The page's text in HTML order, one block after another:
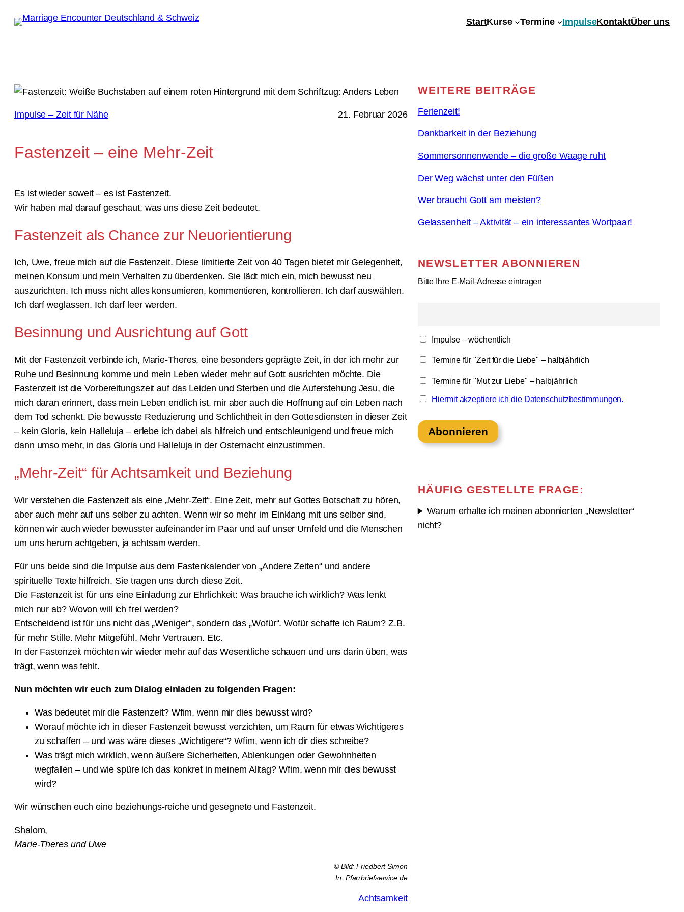
Inhalt
StartKurse Termine ImpulseKontaktÜber uns
Impulse – Zeit für Nähe 21. Februar 2026
Fastenzeit – eine Mehr-Zeit
Es ist wieder soweit – es ist Fastenzeit.
Wir haben mal darauf geschaut, was uns diese Zeit bedeutet.
Fastenzeit als Chance zur Neuorientierung
Ich, Uwe, freue mich auf die Fastenzeit. Diese limitierte Zeit von 40 Tagen bietet mir Gelegenheit,
meinen Konsum und mein Verhalten zu überdenken. Sie lädt mich ein, mich bewusst neu
auszurichten. Ich muss nicht alles konsumieren, kommentieren, kontrollieren. Ich darf auswählen.
Ich darf weglassen. Ich darf leer werden.
Besinnung und Ausrichtung auf Gott
Mit der Fastenzeit verbinde ich, Marie-Theres, eine besonders geprägte Zeit, in der ich mehr zur
Ruhe und Besinnung komme und mein Leben wieder mehr auf Gott ausrichten möchte. Die
Fastenzeit ist die Vorbereitungszeit auf das Leiden und Sterben und die Auferstehung Jesu, die
mich daran erinnert, dass mein Leben endlich ist, mir aber auch die Hoffnung auf ein Leben nach
dem Tod schenkt. Die bewusste Reduzierung und Schlichtheit in den Gottesdiensten in dieser Zeit
– kein Gloria, kein Halleluja – erlebe ich dabei als hilfreich und entschleunigend und freue mich
dann umso mehr, in das Gloria und Halleluja in der Osternacht einzustimmen.
„Mehr-Zeit“ für Achtsamkeit und Beziehung
Wir verstehen die Fastenzeit als eine „Mehr-Zeit“. Eine Zeit, mehr auf Gottes Botschaft zu hören,
aber auch mehr auf uns selber zu achten. Wenn wir so mehr im Einklang mit uns selber sind,
können wir auch wieder bewusster aufeinander im Paar und auf unser Umfeld und die Menschen
um uns herum achtgeben, ja achtsam werden.
Für uns beide sind die Impulse aus dem Fastenkalender von „Andere Zeiten“ und andere
spirituelle Texte hilfreich. Sie tragen uns durch diese Zeit.
Die Fastenzeit ist für uns eine Einladung zur Ehrlichkeit: Was brauche ich wirklich? Was lenkt
mich nur ab? Wovon will ich frei werden?
Entscheidend ist für uns nicht das „Weniger“, sondern das „Wofür“. Wofür schaffe ich Raum? Z.B.
für mehr Stille. Mehr Mitgefühl. Mehr Vertrauen. Etc.
In der Fastenzeit möchten wir wieder mehr auf das Wesentliche schauen und uns darin üben, was
trägt, wenn was fehlt.
Nun möchten wir euch zum Dialog einladen zu folgenden Fragen:
Was bedeutet mir die Fastenzeit? Wfim, wenn mir dies bewusst wird?
Worauf möchte ich in dieser Fastenzeit bewusst verzichten, um Raum für etwas Wichtigeres
zu schaffen – und was wäre dieses „Wichtigere“? Wfim, wenn ich dir dies schreibe?
Was trägt mich wirklich, wenn äußere Sicherheiten, Ablenkungen oder Gewohnheiten
wegfallen – und wie spüre ich das konkret in meinem Alltag? Wfim, wenn mir dies bewusst
wird?
Wir wünschen euch eine beziehungs-reiche und gesegnete und Fastenzeit.
Shalom,
Marie-Theres und Uwe
© Bild: Friedbert Simon
In: Pfarrbriefservice.de
Achtsamkeit
WEITERE BEITRÄGE
Ferienzeit!
Dankbarkeit in der Beziehung
Sommersonnenwende – die große Waage ruht
Der Weg wächst unter den Füßen
Wer braucht Gott am meisten?
Gelassenheit – Aktivität – ein interessantes Wortpaar!
NEWSLETTER ABONNIEREN
Bitte Ihre E-Mail-Adresse eintragen
Impulse – wöchentlich
Termine für "Zeit für die Liebe" – halbjährlich
Termine für "Mut zur Liebe" – halbjährlich
Hiermit akzeptiere ich die Datenschutzbestimmungen.
HÄUFIG GESTELLTE FRAGE:
Warum erhalte ich meinen abonnierten „Newsletter“
nicht?